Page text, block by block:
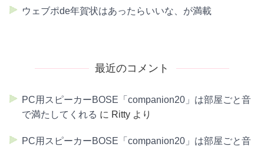
ウェブポde年賀状はあったらいいな、が満載
最近のコメント
PC用スピーカーBOSE「companion20」は部屋ごと音
で満たしてくれる に Ritty より
PC用スピーカーBOSE「companion20」は部屋ごと音